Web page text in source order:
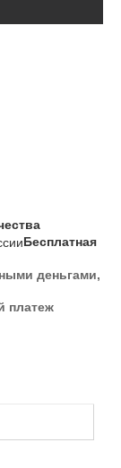
Бесплатная
платеж